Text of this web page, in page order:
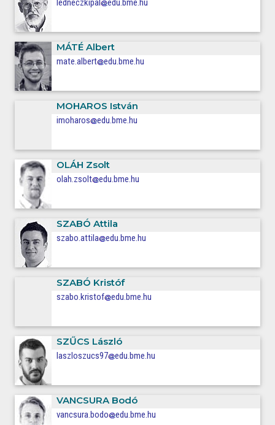
ledneczkipal edu.bme.hu
MÁTÉ Albert
mate.albert edu.bme.hu
MOHAROS István
imoharos edu.bme.hu
OLÁH Zsolt
olah.zsolt edu.bme.hu
SZABÓ Attila
szabo.attila edu.bme.hu
SZABÓ Kristóf
szabo.kristof edu.bme.hu
SZŰCS László
laszloszucs97 edu.bme.hu
VANCSURABodó
vancsura.bodo edu.bme.hu